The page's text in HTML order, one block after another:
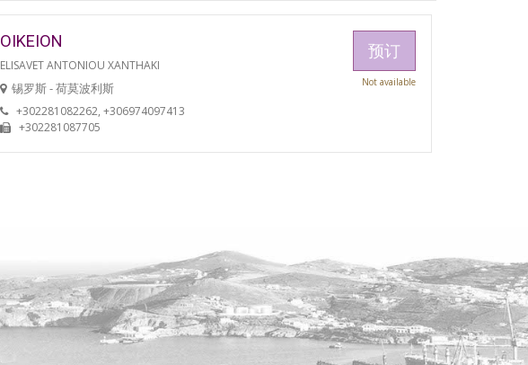
OIKEION
ELISAVET ANTONIOU XANTHAKI
锡罗斯 - 荷莫波利斯
+302281082262, +306974097413
+302281087705
预订
Not available